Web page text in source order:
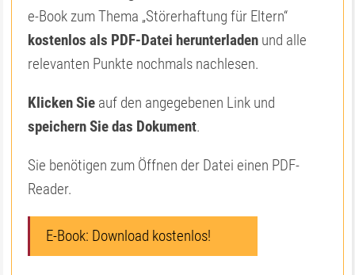
e-Book zum Thema „Störerhaftung für Eltern“
kostenlos als PDF-Datei herunterladen und alle
relevanten Punkte nochmals nachlesen.
Klicken Sie auf den angegebenen Link und
speichern Sie das Dokument.
Sie benötigen zum Öffnen der Datei einen PDF-
Reader.
E-Book: Download kostenlos!